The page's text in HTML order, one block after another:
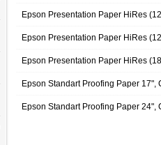
Epson Presentation Paper HiRes
Epson Presentation Paper HiRes
Epson Presentation Paper HiRes
Epson Standart Proofing Paper 17",
Epson Standart Proofing Paper 24",